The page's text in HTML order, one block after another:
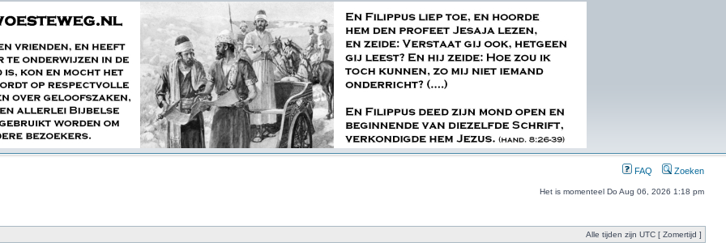
FAQ Zoeken
Het is momenteel Do Aug 06, 2026 1:18 pm
Alle tijden zijn UTC [ Zomertijd ]